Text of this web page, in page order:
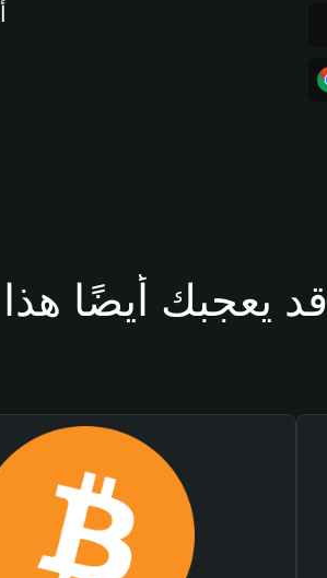
قد يعجبك أيضًا